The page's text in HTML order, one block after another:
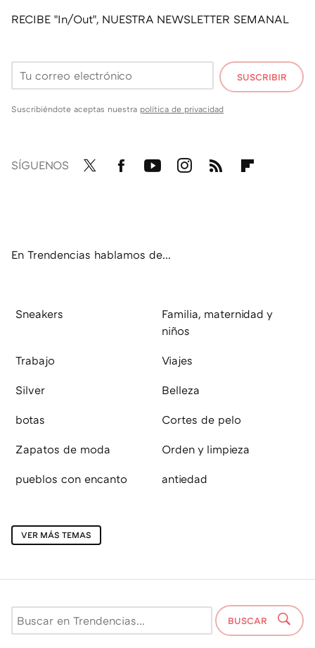
RECIBE "In/Out", NUESTRA NEWSLETTER SEMANAL
SUSCRIBIR
Suscribiéndote aceptas nuestra política de privacidad
SÍGUENOS
En Trendencias hablamos de...
Sneakers
Familia, maternidad y
niños
Trabajo Viajes
Silver Belleza
botas Cortes de pelo
Zapatos de moda Orden y limpieza
pueblos con encanto antiedad
VER MÁS TEMAS
BUSCAR